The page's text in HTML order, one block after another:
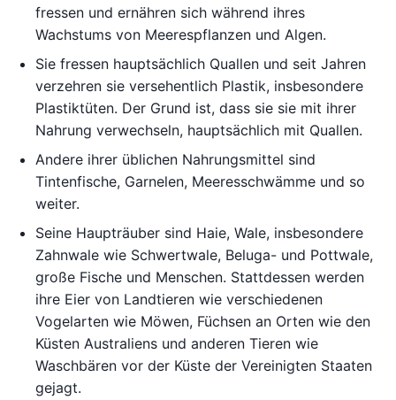
fressen und ernähren sich während ihres
Wachstums von Meerespflanzen und Algen.
Sie fressen hauptsächlich Quallen und seit Jahren
verzehren sie versehentlich Plastik, insbesondere
Plastiktüten. Der Grund ist, dass sie sie mit ihrer
Nahrung verwechseln, hauptsächlich mit Quallen.
Andere ihrer üblichen Nahrungsmittel sind
Tintenfische, Garnelen, Meeresschwämme und so
weiter.
Seine Haupträuber sind Haie, Wale, insbesondere
Zahnwale wie Schwertwale, Beluga- und Pottwale,
große Fische und Menschen. Stattdessen werden
ihre Eier von Landtieren wie verschiedenen
Vogelarten wie Möwen, Füchsen an Orten wie den
Küsten Australiens und anderen Tieren wie
Waschbären vor der Küste der Vereinigten Staaten
gejagt.